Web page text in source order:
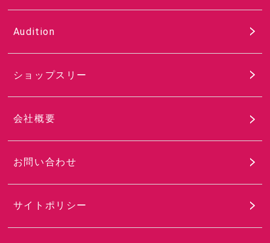
Audition
ショップスリー
会社概要
お問い合わせ
サイトポリシー